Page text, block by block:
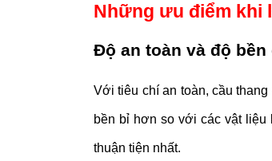
Những ưu điểm khi
Độ an toàn và độ bền
Với tiêu chí an toàn, cầu
bền bỉ hơn so với các vật liệu
thuận tiện nhất.